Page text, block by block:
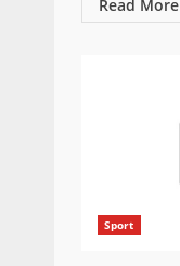
Read More
Sport